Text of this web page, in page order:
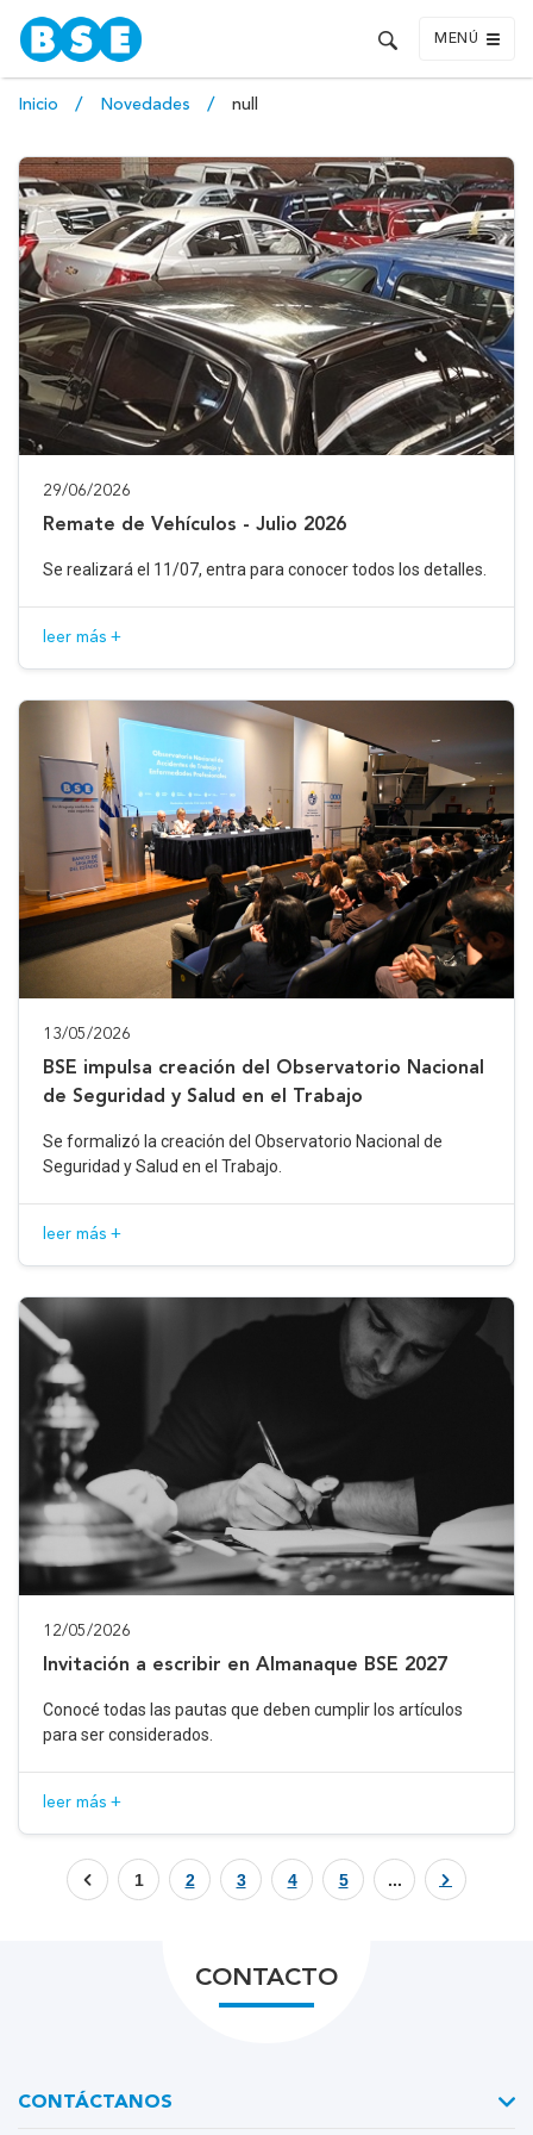
MENÚ
Inicio Novedades null
29/06/2026
Remate de Vehículos - Julio 2026
Se realizará el 11/07, entra para conocer todos los detalles.
leer más +
13/05/2026
BSE impulsa creación del Observatorio Nacional
de Seguridad y Salud en el Trabajo
Se formalizó la creación del Observatorio Nacional de
Seguridad y Salud en el Trabajo.
leer más +
12/05/2026
Invitación a escribir en Almanaque BSE 2027
Conocé todas las pautas que deben cumplir los artículos
para ser considerados.
leer más +
1 2 3 4 5 ...
CONTACTO
CONTÁCTANOS